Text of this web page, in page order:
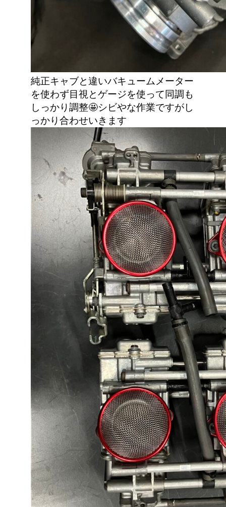
純正キャブと違いバキュームメーター
を使わず目視とゲージを使って同調も
しっかり調整🤩シビやな作業ですがし
っかり合わせいきます